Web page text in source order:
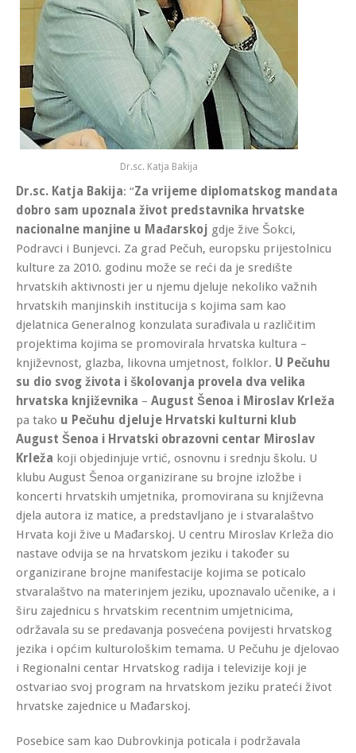
Dr.sc. Katja Bakija
Dr.sc. Katja Bakija: “Za vrijeme diplomatskog mandata
dobro sam upoznala život predstavnika hrvatske
nacionalne manjine u Mađarskoj gdje žive Šokci,
Podravci i Bunjevci. Za grad Pečuh, europsku prijestolnicu
kulture za 2010. godinu može se reći da je središte
hrvatskih aktivnosti jer u njemu djeluje nekoliko važnih
hrvatskih manjinskih institucija s kojima sam kao
djelatnica Generalnog konzulata surađivala u različitim
projektima kojima se promovirala hrvatska kultura –
književnost, glazba, likovna umjetnost, folklor. U Pečuhu
su dio svog života i školovanja provela dva velika
hrvatska književnika – August Šenoa i Miroslav Krleža
pa tako u Pečuhu djeluje Hrvatski kulturni klub
August Šenoa i Hrvatski obrazovni centar Miroslav
Krleža koji objedinjuje vrtić, osnovnu i srednju školu. U
klubu August Šenoa organizirane su brojne izložbe i
koncerti hrvatskih umjetnika, promovirana su književna
djela autora iz matice, a predstavljano je i stvaralaštvo
Hrvata koji žive u Mađarskoj. U centru Miroslav Krleža dio
nastave odvija se na hrvatskom jeziku i također su
organizirane brojne manifestacije kojima se poticalo
stvaralaštvo na materinjem jeziku, upoznavalo učenike, a i
širu zajednicu s hrvatskim recentnim umjetnicima,
održavala su se predavanja posvećena povijesti hrvatskog
jezika i općim kulturološkim temama. U Pečuhu je djelovao
i Regionalni centar Hrvatskog radija i televizije koji je
ostvariao svoj program na hrvatskom jeziku prateći život
hrvatske zajednice u Mađarskoj.
Posebice sam kao Dubrovkinja poticala i podržavala